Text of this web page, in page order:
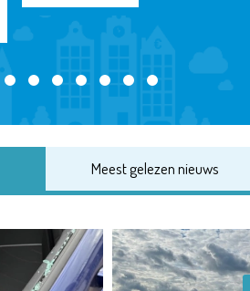
Meest gelezen nieuws